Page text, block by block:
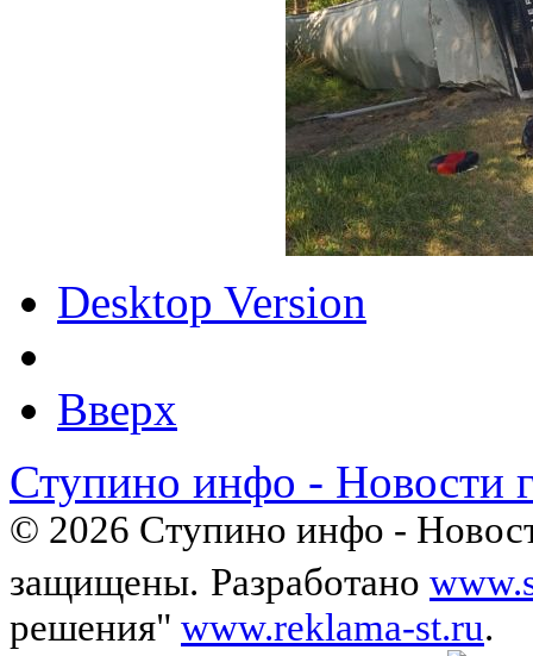
Desktop Version
Вверх
Ступино инфо - Новости
© 2026 Ступино инфо -
защищены. Разработано
решения" www.reklama-st.ru.